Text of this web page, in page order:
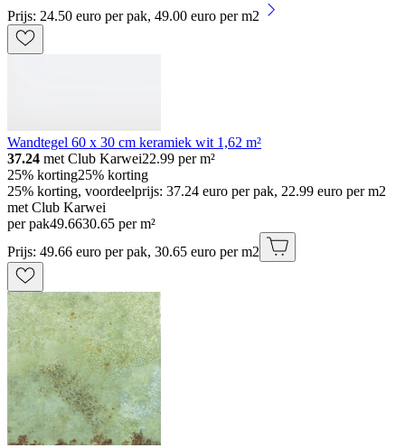
Prijs: 24.50 euro per pak, 49.00 euro per m2
Wandtegel 60 x 30 cm keramiek wit 1,62 m²
37.24 met Club Karwei22.99 per m²
25% korting25% korting
25% korting, voordeelprijs: 37.24 euro per pak, 22.99 euro per m2
met Club Karwei
per pak49.6630.65 per m²
Prijs: 49.66 euro per pak, 30.65 euro per m2